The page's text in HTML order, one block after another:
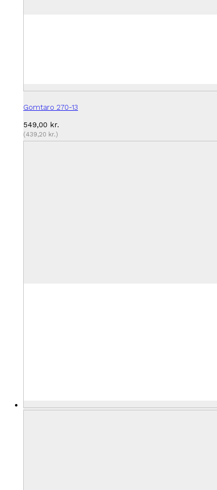
Gomtaro 270-13
549,00 kr.
(439,20 kr.)